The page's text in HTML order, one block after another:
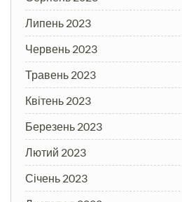
Липень 2023
Червень 2023
Травень 2023
Квітень 2023
Березень 2023
Лютий 2023
Січень 2023